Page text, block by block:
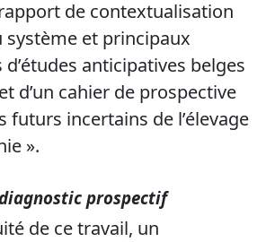
de contextualisation
système et principaux
anticipatives belges
d’un cahier de prospective
futurs incertains de l’élevage
».
prospectif
de ce travail, un